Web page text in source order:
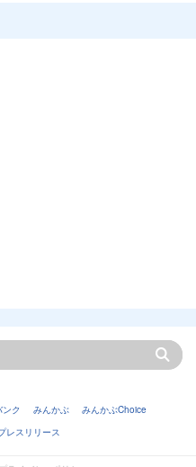
ンク みんかぶ
みんかぶChoice
レスリリース